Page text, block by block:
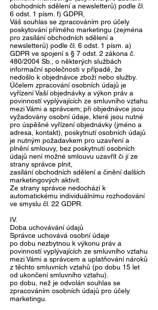
obchodních sdělení a newsletterů) podle čl.
6 odst. 1 písm. f) GDPR,
Váš souhlas se zpracováním pro účely
poskytování přímého marketingu (zejména
pro zasílání obchodních sdělení a
newsletterů) podle čl. 6 odst. 1 písm. a)
GDPR ve spojení s § 7 odst. 2 zákona č.
480/2004 Sb., o některých službách
informační společnosti v případě, že
nedošlo k objednávce zboží nebo služby.
Účelem zpracování osobních údajů je
vyřízení Vaší objednávky a výkon práv a
povinností vyplývajících ze smluvního vztahu
mezi Vámi a správcem; při objednávce jsou
vyžadovány osobní údaje, které jsou nutné
pro úspěšné vyřízení objednávky (jméno a
adresa, kontakt), poskytnutí osobních údajů
je nutným požadavkem pro uzavření a
plnění smlouvy, bez poskytnutí osobních
údajů není možné smlouvu uzavřít či jí ze
strany správce plnit,
zasílání obchodních sdělení a činění dalších
marketingových aktivit.
Ze strany správce nedochází k
automatickému individuálnímu rozhodování
ve smyslu čl. 22 GDPR.
IV.
Doba uchovávání údajů
Správce uchovává osobní údaje
po dobu nezbytnou k výkonu práv a
povinností vyplývajících ze smluvního vztahu
mezi Vámi a správcem a uplatňování nároků
z těchto smluvních vztahů (po dobu 15 let
od ukončení smluvního vztahu).
po dobu, než je odvolán souhlas se
zpracováním osobních údajů pro účely
marketingu.